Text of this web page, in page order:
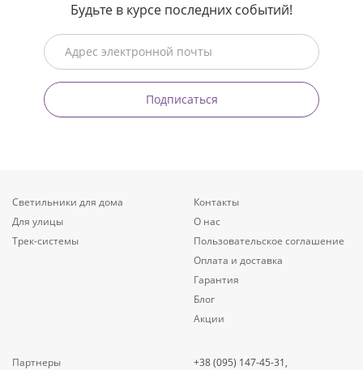
Будьте в курсе последних событий!
Подписаться
Светильники для дома
Для улицы
Трек-системы
Контакты
О нас
Пользовательское соглашение
Оплата и доставка
Гарантия
Блог
Акции
Партнеры
+38 (095) 147-45-31,